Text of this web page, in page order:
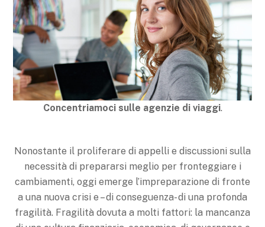
Concentriamoci sulle agenzie di viaggi.
Nonostante il proliferare di appelli e discussioni sulla
necessità di prepararsi meglio per fronteggiare i
cambiamenti, oggi emerge l’impreparazione di fronte
a una nuova crisi e – di conseguenza- di una profonda
fragilità. Fragilità dovuta a molti fattori: la mancanza